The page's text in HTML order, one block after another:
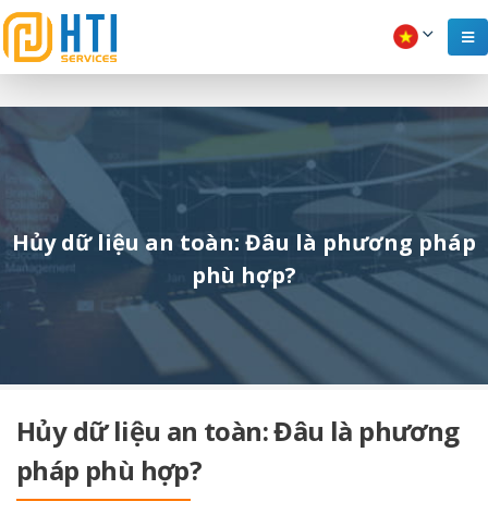
Hủy dữ liệu an toàn: Đâu là phương pháp
phù hợp?
Hủy dữ liệu an toàn: Đâu là phương
pháp phù hợp?